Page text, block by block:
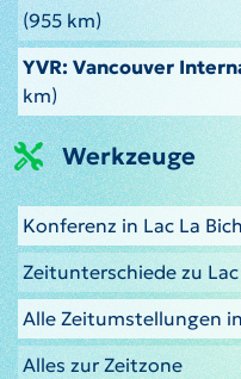
(955 km)
YVR: Vancouver
km)
Werkzeuge
Konferenz in Lac La
Zeitunterschiede zu
Alle Zeitumstellungen
Alles zur Zeitzone